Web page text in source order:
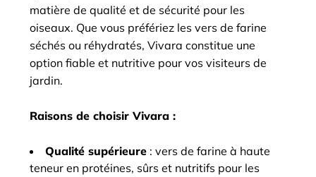
matière de qualité et de sécurité pour les
oiseaux. Que vous préfériez les vers de farine
séchés ou réhydratés, Vivara constitue une
option fiable et nutritive pour vos visiteurs de
jardin.
Raisons de choisir Vivara :
Qualité supérieure : vers de farine à haute
teneur en protéines, sûrs et nutritifs pour les